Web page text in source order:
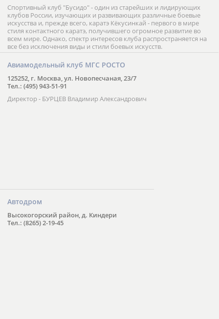
Спортивный клуб "Бусидо" - один из старейших и лидирующих
клубов России, изучающих и развивающих различные боевые
искусства и, прежде всего, каратэ Кёкусинкай - первого в мире
стиля контактного каратэ, получившего огромное развитие во
всем мире. Однако, спектр интересов клуба распространяется на
все без исключения виды и стили боевых искусств.
Авиамодельный клуб МГС РОСТО
125252, г. Москва, ул. Новопесчаная, 23/7
Тел.: (495) 943-51-91
Директор - БУРЦЕВ Владимир Александрович
Автодром
Высокогорский район, д. Киндери
Тел.: (8265) 2-19-45